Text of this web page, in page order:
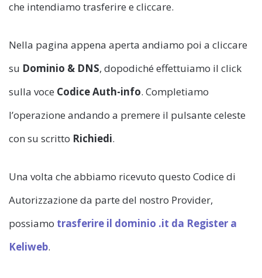
che intendiamo trasferire e cliccare.
Nella pagina appena aperta andiamo poi a cliccare
su Dominio & DNS, dopodiché effettuiamo il click
sulla voce Codice Auth-info. Completiamo
l’operazione andando a premere il pulsante celeste
con su scritto Richiedi.
Una volta che abbiamo ricevuto questo Codice di
Autorizzazione da parte del nostro Provider,
possiamo trasferire il dominio .it da Register a
Keliweb.